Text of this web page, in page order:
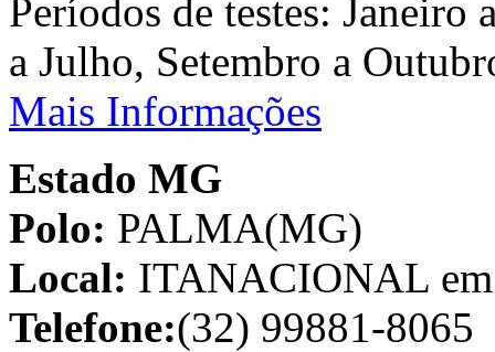
Períodos de testes:
a Julho, Setembro a
Mais Informações
Estado MG
Polo: PALMA(MG)
Local: ITANACIONAL
Telefone:(32) 99881-8065